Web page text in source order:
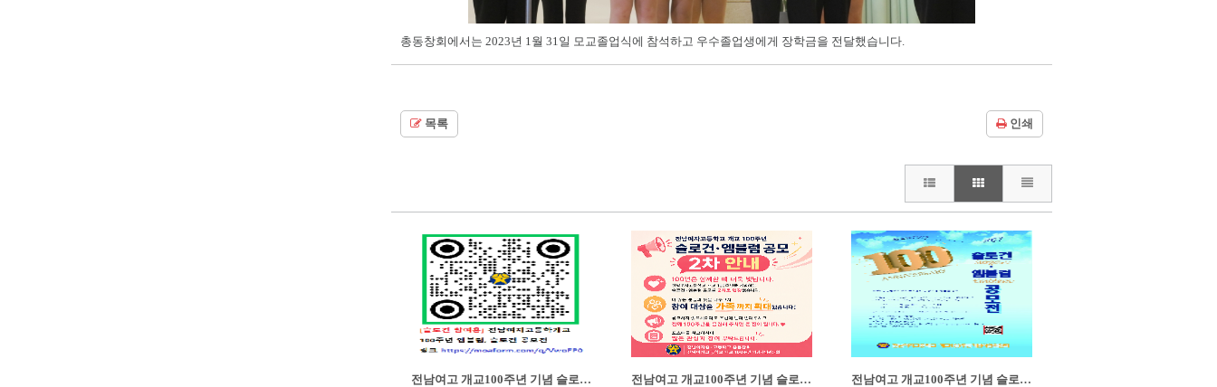
총동창회에서는 2023년 1월 31일 모교졸업식에 참석하고 우수졸업생에게 장학금을 전달했습니다.
목록 인쇄
전남여고 개교100주년 기념 슬로건.엠블럼 공모전 <2차안내 참.. 전남여고 개교100주년 기념 슬로건.엠블럼 공모전 <2차안내> 전남여고 개교100주년 기념 슬로건.엠블럼 공모전